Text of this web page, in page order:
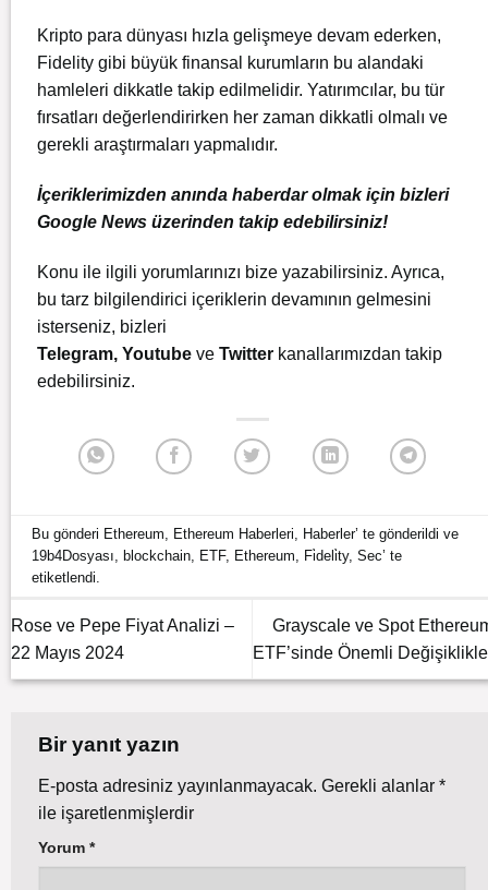
Kripto para dünyası hızla gelişmeye devam ederken,
Fidelity gibi büyük finansal kurumların bu alandaki
hamleleri dikkatle takip edilmelidir. Yatırımcılar, bu tür
fırsatları değerlendirirken her zaman dikkatli olmalı ve
gerekli araştırmaları yapmalıdır.
İçeriklerimizden anında haberdar olmak için bizleri
Google News üzerinden takip edebilirsiniz!
Konu ile ilgili yorumlarınızı bize yazabilirsiniz. Ayrıca,
bu tarz bilgilendirici içeriklerin devamının gelmesini
isterseniz, bizleri
Telegram, Youtube ve Twitter kanallarımızdan takip
edebilirsiniz.
Bu gönderi Ethereum Ethereum Haberleri Haberler’ te gönderildi ve
19b4Dosyası ,blockchain ETF, Ethereum Fi̇deli̇ty,Sec’ te
etiketlendi.
Rose ve Pepe Fiyat Analizi –
22 Mayıs 2024
Grayscale ve Spot
ETF’sinde Önemli
Bir yanıt yazın
E-posta adresiniz yayınlanmayacak. Gerekli alanlar *
ile işaretlenmişlerdir
Yorum *